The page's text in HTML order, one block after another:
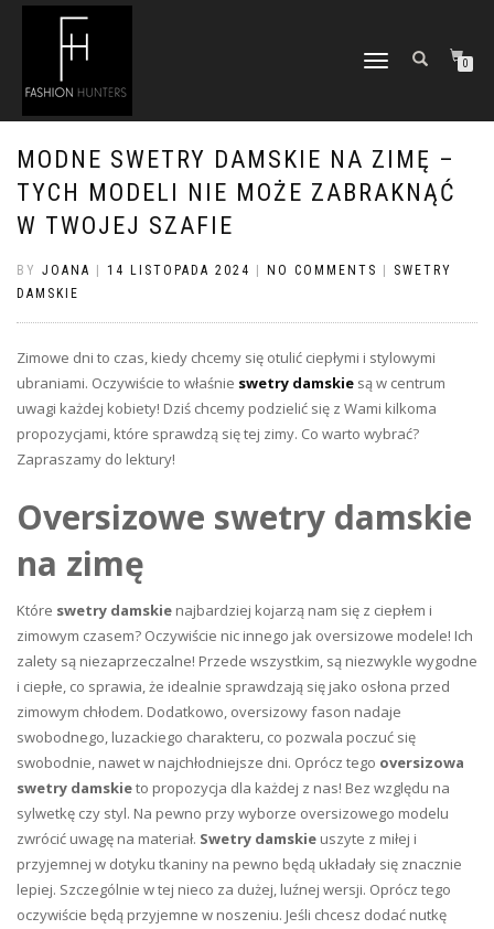
TOGGLE
0
MODNE SWETRY DAMSKIE NA ZIMĘ –
TYCH MODELI NIE MOŻE ZABRAKNĄĆ
W TWOJEJ SZAFIE
BY JOANA 14 LISTOPADA 2024 NO COMMENTS
SWETRY
DAMSKIE
Zimowe dni to czas, kiedy chcemy się otulić ciepłymi i stylowymi
ubraniami. Oczywiście to właśnie swetry damskie są w centrum
uwagi każdej kobiety! Dziś chcemy podzielić się z Wami kilkoma
propozycjami, które sprawdzą się tej zimy. Co warto wybrać?
Zapraszamy do lektury!
Oversizowe swetry damskie
na zimę
Które swetry damskie najbardziej kojarzą nam się z ciepłem i
zimowym czasem? Oczywiście nic innego jak oversizowe modele! Ich
zalety są niezaprzeczalne! Przede wszystkim, są niezwykle wygodne
i ciepłe, co sprawia, że idealnie sprawdzają się jako osłona przed
zimowym chłodem. Dodatkowo, oversizowy fason nadaje
swobodnego, luzackiego charakteru, co pozwala poczuć się
swobodnie, nawet w najchłodniejsze dni. Oprócz tego oversizowa
swetry damskieto propozycja dla każdej z nas! Bez względu na
sylwetkę czy styl. Na pewno przy wyborze oversizowego modelu
zwrócić uwagę na materiał. Swetry damskie uszyte z miłej i
przyjemnej w dotyku tkaniny na pewno będą układały się znacznie
lepiej. Szczególnie w tej nieco za dużej, luźnej wersji. Oprócz tego
oczywiście będą przyjemne w noszeniu. Jeśli chcesz dodać nutkę